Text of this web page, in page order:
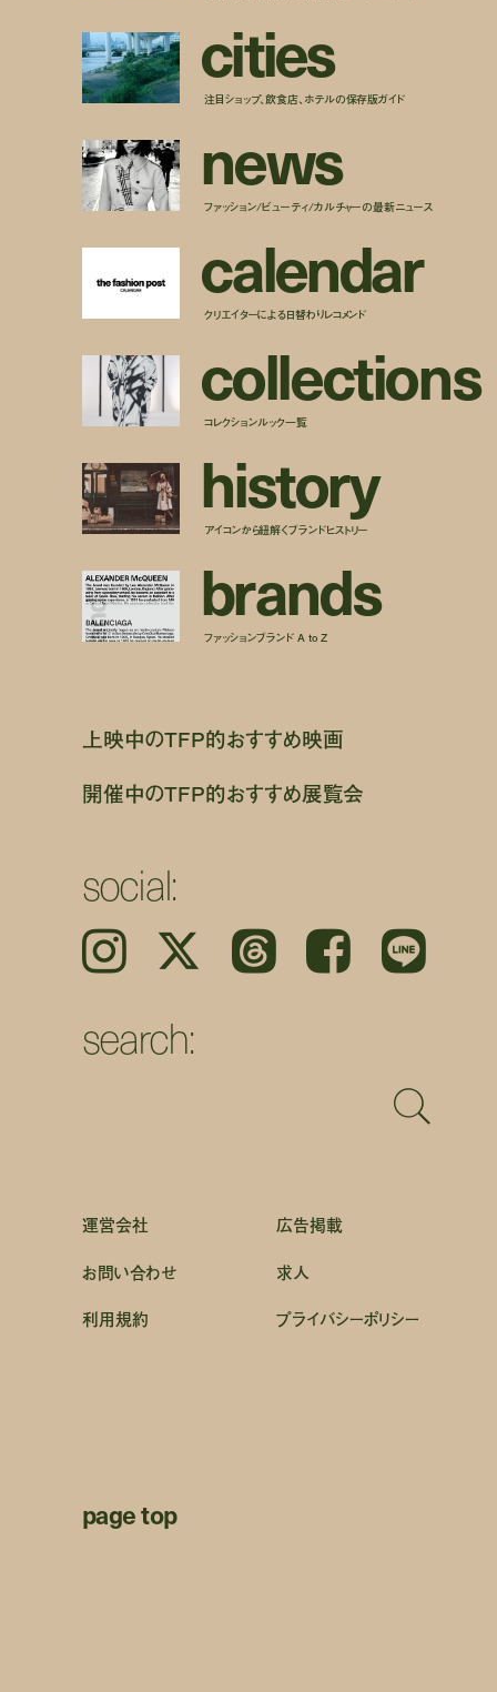
cities
注目ショップ、飲食店、ホテルの保存版ガイド
news
ファッション/ビューティ/カルチャーの最新ニュース
calendar
クリエイターによる日替わりレコメンド
collections
コレクションルック一覧
history
アイコンから紐解くブランドヒストリー
brands
ファッションブランド A to Z
上映中のTFP的おすすめ映画
開催中のTFP的おすすめ展覧会
social:
Instagram 𝕏 Threads Facebook LINE
search:
運営会社
広告掲載
お問い合わせ
求人
利用規約 プライバシーポリシー
page top